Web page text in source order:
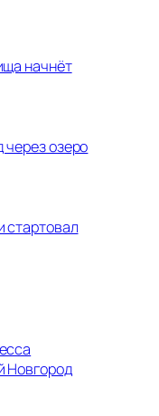
начнёт
озеро
стартовал
Новгород